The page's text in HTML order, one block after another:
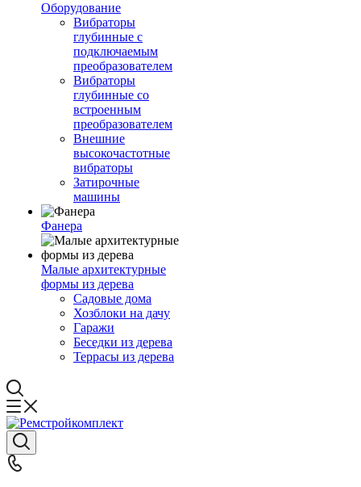
Оборудование
Вибраторы
глубинные с
подключаемым
преобразователем
Вибраторы
глубинные со
встроенным
преобразователем
Внешние
высокочастотные
вибраторы
Затирочные
машины
Фанера
Малые архитектурные
формы из дерева
Садовые дома
Хозблоки на дачу
Гаражи
Беседки из дерева
Террасы из дерева